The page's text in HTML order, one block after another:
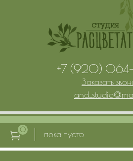
+7 (920)
Заказать
and_studio@
0 пока пусто